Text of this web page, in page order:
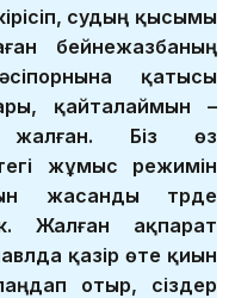
судың қысымы
бейнежазбаның
қатысы
қайталаймын –
жалған. Біз өз
жұмыс режимін
жасанды түрде
Жалған ақпарат
қазір өте қиын
отыр, сіздер